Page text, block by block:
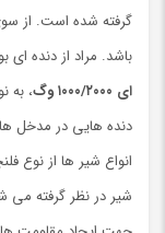
گرفته شده است. از
باشد. مراد از دنده
ای ۱۰۰۰/۲۰۰۰ وگ
، به
دنده هایی در مدخل
انواع شیر ها از نوع
شیر در نظر گرفته می